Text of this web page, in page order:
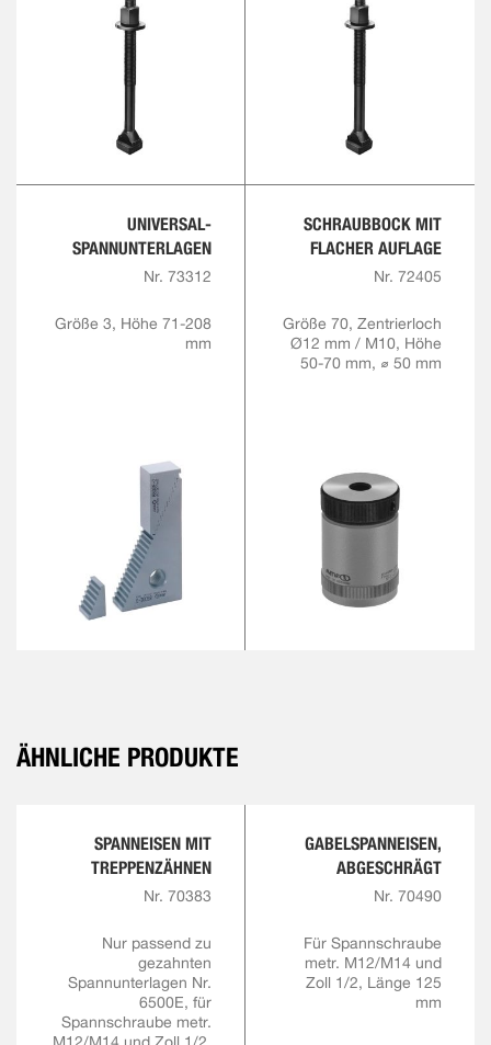
UNIVERSAL-
SPANNUNTERLAGEN
Nr. 73312
Größe 3, Höhe 71-208
mm
SCHRAUBBOCK MIT
FLACHER AUFLAGE
Nr. 72405
Größe 70, Zentrierloch
Ø12 mm / M10, Höhe
50-70 mm, ⌀ 50 mm
ÄHNLICHE PRODUKTE
SPANNEISEN MIT
TREPPENZÄHNEN
Nr. 70383
Nur passend zu
gezahnten
Spannunterlagen Nr.
6500E, für
Spannschraube metr.
GABELSPANNEISEN,
ABGESCHRÄGT
Nr. 70490
Für Spannschraube
metr. M12/M14 und
Zoll 1/2, Länge 125
mm